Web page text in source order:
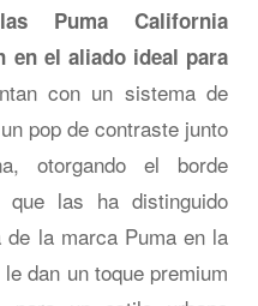
Puma California
en el aliado ideal para
con un sistema de
pop de contraste junto
otorgando el borde
que las ha distinguido
de la marca Puma en la
dan un toque premium